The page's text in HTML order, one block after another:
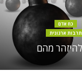
כח אדם
תרבות ארגונית